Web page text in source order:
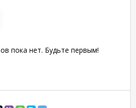
пока нет. Будьте первым!